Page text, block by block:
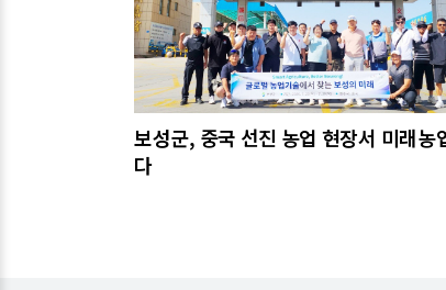
보성군, 중국 선진 농업 현장서 미래농
다